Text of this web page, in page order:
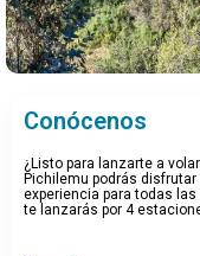
Conócenos
¿Listo para lanzarte a
Pichilemu podrás
experiencia para todas
te lanzarás por 4